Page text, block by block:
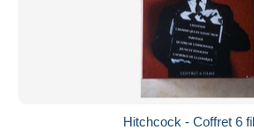
Hitchcock - Coffret 6